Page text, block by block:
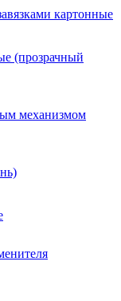
картонные
(прозрачный
механизмом